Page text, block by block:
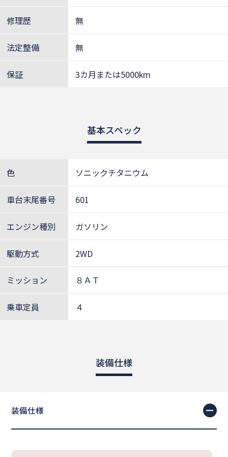
修理歴 無
法定整備 無
保証 3カ月または5000km
基本スペック
色 ソニックチタニウム
車台末尾番号 601
エンジン種別 ガソリン
駆動方式 2WD
ミッション ８ＡＴ
乗車定員 ４
装備仕様
装備仕様